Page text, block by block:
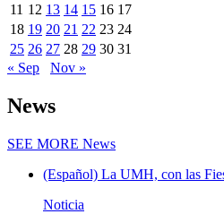
11 12 13 14 15 16 17
18 19 20 21 22 23 24
25 26 27 28 29 30 31
« Sep
Nov »
News
SEE MORE News
(Español) La UMH, con las
Noticia